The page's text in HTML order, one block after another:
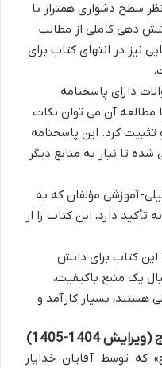
نظر سطح دشواری همتراز با
دهی کاملی از مطالب
نیز در انتهای کتاب برای
دارای پاسخنامه
مطالعه آن می توان نکات
تثبیت کرد. این پاسخنامه
تا نیاز به منابع دیگر
آموزشی مؤلفان که به
دارد، این کتاب را از
این کتاب برای دانش
یک منبع باکیفیت،
هستند، بسیار کارآمد و
که توسط آقایان خدایار